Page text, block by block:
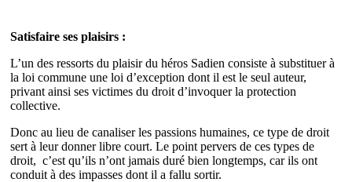
Satisfaire ses plaisirs :
L’un des ressorts du plaisir du héros Sadien consiste à substituer à
la loi commune une loi d’exception dont il est le seul auteur,
privant ainsi ses victimes du droit d’invoquer la protection
collective.
Donc au lieu de canaliser les passions humaines, ce type de droit
sert à leur donner libre court. Le point pervers de ces types de
droit, c’est qu’ils n’ont jamais duré bien longtemps, car ils ont
conduit à des impasses dont il a fallu sortir.